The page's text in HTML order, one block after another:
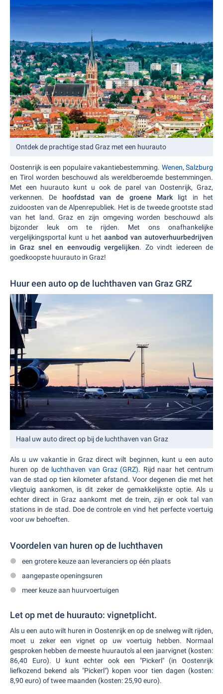
Ontdek de prachtige stad Graz met een huurauto
Oostenrijk is een populaire vakantiebestemming. Wenen, Salzburg
en Tirol worden beschouwd als wereldberoemde bestemmingen.
Met een huurauto kunt u ook de parel van Oostenrijk, Graz,
verkennen. De hoofdstad van de groene Mark ligt in het
zuidoosten van de Alpenrepubliek. Het is de tweede grootste stad
van het land. Graz en zijn omgeving worden beschouwd als
bijzonder leuk om te rijden. Met ons onafhankelijke
vergelijkingsportal kunt u het aanbod van autoverhuurbedrijven
in Graz snel en eenvoudig vergelijken. Zo vindt iedereen de
goedkoopste huurauto in Graz!
Huur een auto op de luchthaven van Graz GRZ
Haal uw auto direct op bij de luchthaven van Graz
Als u uw vakantie in Graz direct wilt beginnen, kunt u een auto
huren op de luchthaven van Graz (GRZ). Rijd naar het centrum
van de stad op tien kilometer afstand. Voor degenen die met het
vliegtuig aankomen, is dit zeker de gemakkelijkste optie. Als u
echter direct in Graz aankomt met de trein, zijn er ook tal van
stations in de stad. Doe de controle en vind het perfecte voertuig
voor uw behoeften.
Voordelen van huren op de luchthaven
een grotere keuze aan leveranciers op één plaats
aangepaste openingsuren
meer keuze aan huurvoertuigen
Let op met de huurauto: vignetplicht.
Als u een auto wilt huren in Oostenrijk en op de snelweg wilt rijden,
moet u zeker een vignet op uw voertuig hebben. Normaal
gesproken hebben de meeste huurauto's al een jaarvignet (kosten:
86,40 Euro). U kunt echter ook een "Pickerl" (in Oostenrijk
liefkozend bekend als "Pickerl") kopen voor tien dagen (kosten:
8,90 euro) of twee maanden (kosten: 25,90 euro).